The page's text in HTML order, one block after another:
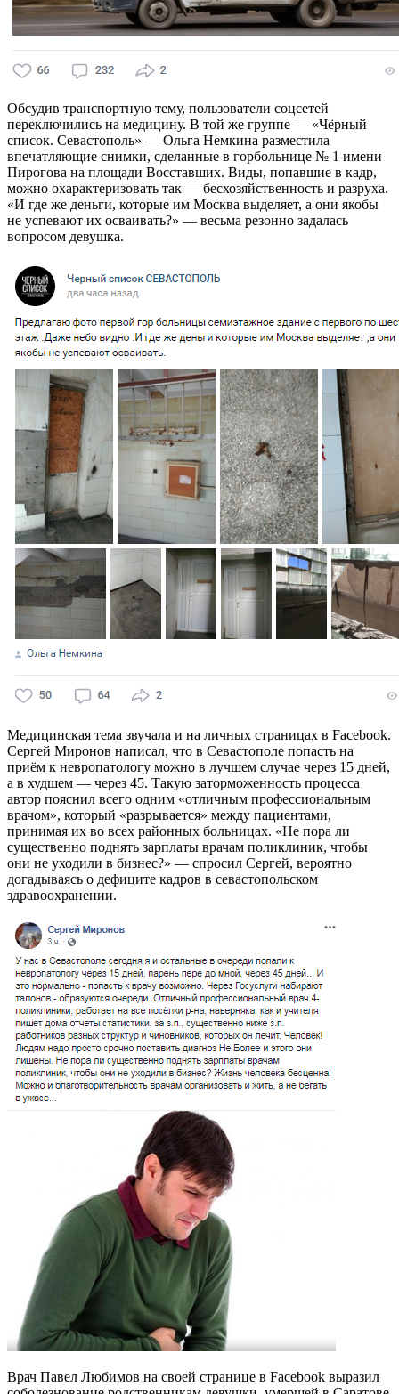
Обсудив транспортную тему, пользователи соцсетей
переключились на медицину. В той же группе — «Чёрный
список. Севастополь» — Ольга Немкина разместила
впечатляющие снимки, сделанные в горбольнице № 1 имени
Пирогова на площади Восставших. Виды, попавшие в кадр,
можно охарактеризовать так — бесхозяйственность и разруха.
«И где же деньги, которые им Москва выделяет, а они якобы
не успевают их осваивать?» — весьма резонно задалась
вопросом девушка.
Медицинская тема звучала и на личных страницах в Facebook.
Сергей Миронов написал, что в Севастополе попасть на
приём к невропатологу можно в лучшем случае через 15 дней,
а в худшем — через 45. Такую заторможенность процесса
автор пояснил всего одним «отличным профессиональным
врачом», который «разрывается» между пациентами,
принимая их во всех районных больницах. «Не пора ли
существенно поднять зарплаты врачам поликлиник, чтобы
они не уходили в бизнес?» — спросил Сергей, вероятно
догадываясь о дефиците кадров в севастопольском
здравоохранении.
Врач Павел Любимов на своей странице в Facebook выразил